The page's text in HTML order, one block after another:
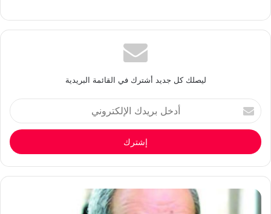
ليصلك كل جديد أشترك في القائمة البريدية
أدخل
بريدك
الإلكتروني